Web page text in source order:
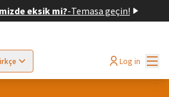
eksik mi?-Temasa geçin!
wählen Elegir el idioma
Log in